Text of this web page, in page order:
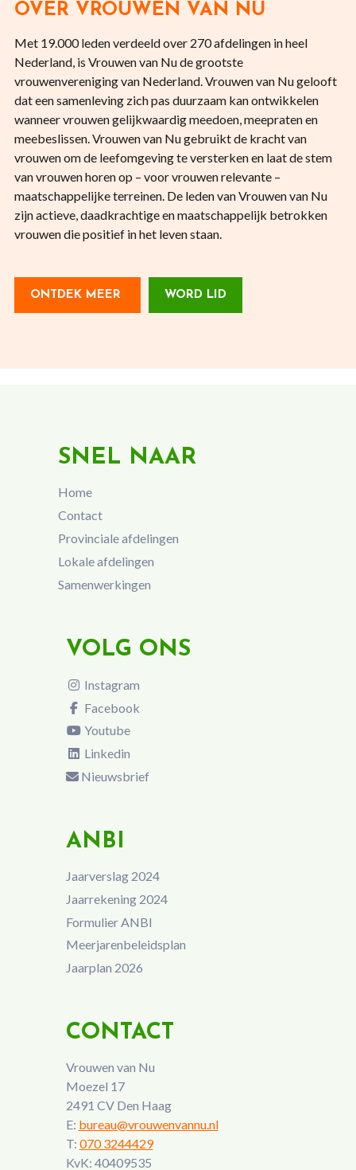
OVER VROUWEN VAN NU
Met 19.000 leden verdeeld over 270 afdelingen in heel
Nederland, is Vrouwen van Nu de grootste
vrouwenvereniging van Nederland. Vrouwen van Nu gelooft
dat een samenleving zich pas duurzaam kan ontwikkelen
wanneer vrouwen gelijkwaardig meedoen, meepraten en
meebeslissen. Vrouwen van Nu gebruikt de kracht van
vrouwen om de leefomgeving te versterken en laat de stem
van vrouwen horen op – voor vrouwen relevante –
maatschappelijke terreinen. De leden van Vrouwen van Nu
zijn actieve, daadkrachtige en maatschappelijk betrokken
vrouwen die positief in het leven staan.
ONTDEK MEER WORD LID
SNEL NAAR
Home
Contact
Provinciale afdelingen
Lokale afdelingen
Samenwerkingen
VOLG ONS
Instagram
Facebook
Youtube
Linkedin
Nieuwsbrief
ANBI
Jaarverslag 2024
Jaarrekening 2024
Formulier ANBI
Meerjarenbeleidsplan
Jaarplan 2026
CONTACT
Vrouwen van Nu
Moezel 17
2491 CV Den Haag
E: bureau@vrouwenvannu.nl
T: 070 3244429
KvK: 40409535